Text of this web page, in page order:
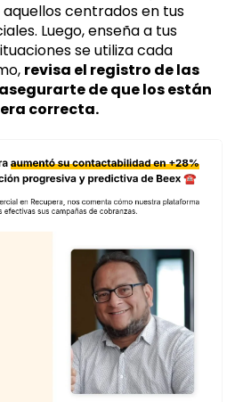
aquellos centrados en tus
Luego, enseña a tus
se utiliza cada
revisa el registro de las
de que los están
correcta.